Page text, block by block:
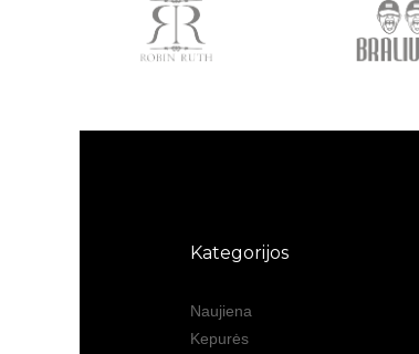
Kategorijos
Naujiena
Kepurės